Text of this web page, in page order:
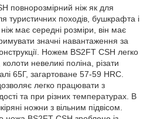
повнорозмірний ніж як для
туристичних походів, бушкрафта і
має середні розміри, він має
значні навантаження за
Ножем BS2FT CSH легко
невеликі поліна, різати
65Г, загартоване 57-59 HRC.
легко працювати з
та при різних температурах. В
ножни з вільним підвісом.